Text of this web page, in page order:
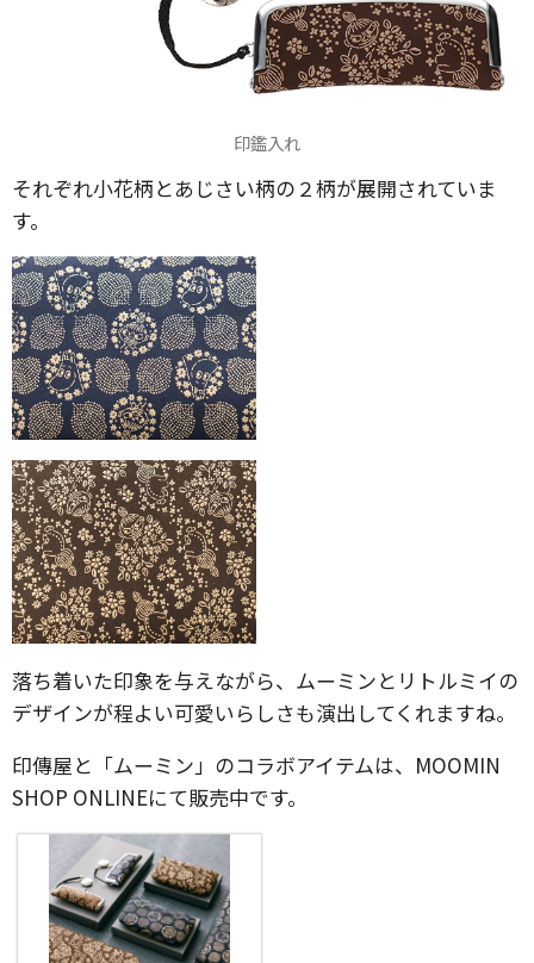
印鑑入れ
それぞれ小花柄とあじさい柄の２柄が展開されていま
す。
落ち着いた印象を与えながら、ムーミンとリトルミイの
デザインが程よい可愛いらしさも演出してくれますね。
印傳屋と「ムーミン」のコラボアイテムは、MOOMIN
SHOP ONLINEにて販売中です。